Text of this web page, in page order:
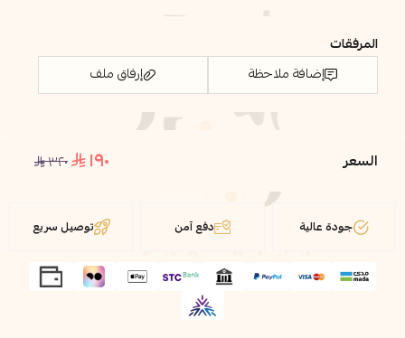
المرفقات
إضافة ملاحظة
إرفاق ملف
السعر ١٩٠ ٣٢٠
جودة عالية دفع آمن توصيل سريع